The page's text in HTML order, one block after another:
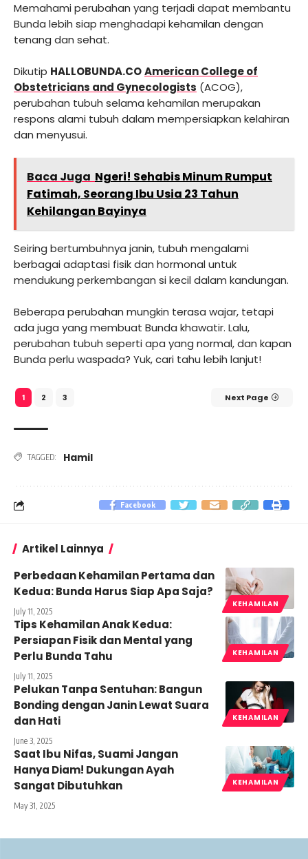
Memahami perubahan yang terjadi dapat membantu
Bunda lebih siap menghadapi kehamilan dengan
tenang dan sehat.
Dikutip HALLOBUNDA.COAmerican College of
Obstetricians and Gynecologists (ACOG),
perubahan tubuh selama kehamilan merupakan
respons alami tubuh dalam mempersiapkan kelahiran
dan menyusui.
Baca Juga Ngeri! Sehabis Minum Rumput
Fatimah, Seorang Ibu Usia 23 Tahun
Kehilangan Bayinya
Seiring bertumbuhnya janin, tubuh mengalami
berbagai adaptasi fisik dan hormonal untuk
mendukung perkembangan si kecil dalam kandungan.
Beberapa perubahan mungkin terasa wajar, tetapi
ada juga yang membuat Bunda khawatir. Lalu,
perubahan tubuh seperti apa yang normal, dan kapan
Bunda perlu waspada? Yuk, cari tahu lebih lanjut!
1 2 3 Next Page
TAGGED: Hamil
Facebook
Artikel Lainnya
KEHAMILAN
Perbedaan Kehamilan Pertama dan
Kedua: Bunda Harus Siap Apa Saja?
July 11, 2025
KEHAMILAN
Tips Kehamilan Anak Kedua:
Persiapan Fisik dan Mental yang
Perlu Bunda Tahu
July 11, 2025
KEHAMILAN
Pelukan Tanpa Sentuhan: Bangun
Bonding dengan Janin Lewat Suara
dan Hati
June 3, 2025
KEHAMILAN
Saat Ibu Nifas, Suami Jangan
Hanya Diam! Dukungan Ayah
Sangat Dibutuhkan
May 31, 2025